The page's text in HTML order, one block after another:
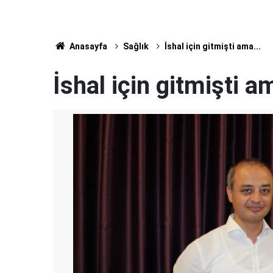
Anasayfa Sağlık İshal için gitmişti ama...
İshal için gitmişti